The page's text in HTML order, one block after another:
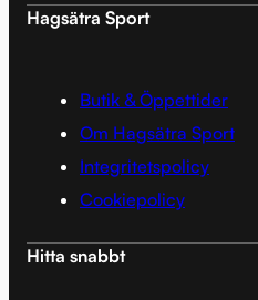
Hagsätra Sport
Butik & Öppettider
Om Hagsätra Sport
Integritetspolicy
Cookiepolicy
Hitta snabbt